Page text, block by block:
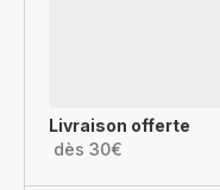
Livraison offerte
dès 30€